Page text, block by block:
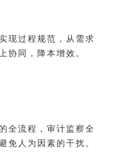
现过程规范，从需求
协同，降本增效。
全流程，审计监察全
免人为因素的干扰。